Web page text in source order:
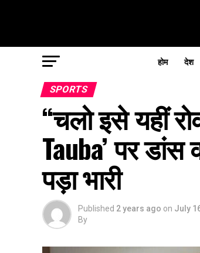
होम देश
SPORTS
“चलो इसे यहीं
Tauba’ पर
पड़ा भारी
Published 2 years ago on July
By